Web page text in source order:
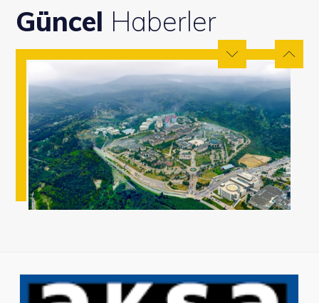
Güncel Haberler
ve Kocaeli Üniversitesi Arasında
Anlaşma İmzalandı!